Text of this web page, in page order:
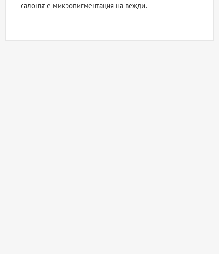
салонът е микропигментация на вежди.